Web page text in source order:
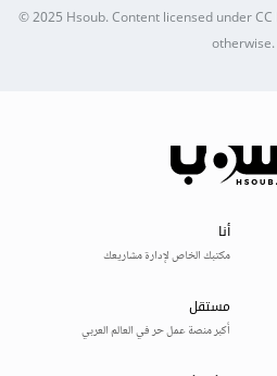
© 2025Hsoub.Content licensed under
otherwise.